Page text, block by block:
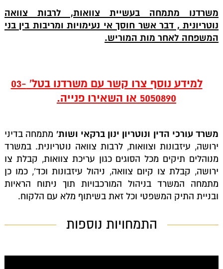
משרדנו מתמחה בעשיית צוואות, לרבות צוואה
נוטריונית , דבר אשר חוסך אי נעימויות ומריבות בין בני
המשפחה לאחר מות המוריש.
למידע נוסף צרו קשר עם משרדנו בטל' 03-
5050890 או השאירו פנייה.
משרד עורכי הדין ונוטריון ינון ברקאי ושות' מתמחה בדיני
ירושה, עיזבונות וצוואות, לרבות צוואה נוטריונית. במשרד
מנוהלים תיקים מכל הסוגים כגון עריכת צוואות, קבלת צו
ירושה, קבלת צו קיום צוואה, ניהול עיזבונות וכד', כמו כן
מתמחה המשרד בניהול המורכבויות תוך ניתוח הראיות
ובניית התיק המשפטי וכל זאת בשיתוף מלא עם הלקוח.
התמחויות נוספות